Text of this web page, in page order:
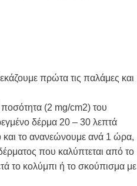
πρώτα τις παλάμες και
(2 mg/cm2) του
δέρμα 20 – 30 λεπτά
και το ανανεώνουμε ανά 1 ώρα,
που καλύπτεται από το
το κολύμπι ή το σκούπισμα με